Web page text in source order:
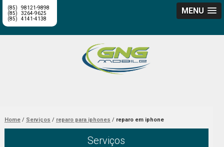
MENU
(85)
98121-9898
(85)
3264-9625
(85)
4141-4138
Home Serviços reparo para iphones reparo em iphone
Serviços